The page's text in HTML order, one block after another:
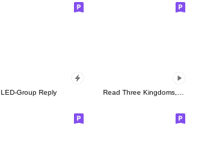
LED-Group Reply Read Three Kingdoms, Gain wisdoms